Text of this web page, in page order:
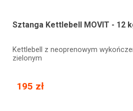
Sztanga Kettlebell MOVIT - 12
Kettlebell z neoprenowym
zielonym
195 zł